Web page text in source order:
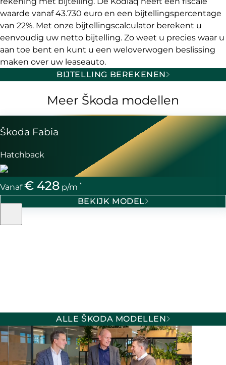
waarde vanaf 43.730 euro en een bijtellingspercentage
van 22%. Met onze bijtellingscalculator berekent u
eenvoudig uw netto bijtelling. Zo weet u precies waar u
aan toe bent en kunt u een weloverwogen beslissing
maken over uw leaseauto.
BIJTELLING BEREKENEN
Meer Škoda modellen
Škoda Fabia
Hatchback
Vanaf€ 428 p/m *
BEKIJK MODEL
ALLE ŠKODA MODELLEN